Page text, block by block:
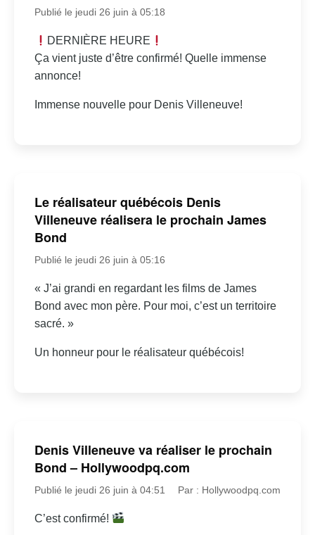
Publié le jeudi 26 juin à 05:18
DERNIÈRE HEURE
Ça vient juste d’être confirmé! Quelle immense
annonce!
Immense nouvelle pour Denis Villeneuve!
Le réalisateur québécois Denis
Villeneuve réalisera le prochain James
Bond
Publié le jeudi 26 juin à 05:16
« J’ai grandi en regardant les films de James
Bond avec mon père. Pour moi, c’est un territoire
sacré. »
Un honneur pour le réalisateur québécois!
Denis Villeneuve va réaliser le prochain
Bond – Hollywoodpq.com
Publié le jeudi 26 juin à 04:51 Par : Hollywoodpq.com
C’est confirmé!